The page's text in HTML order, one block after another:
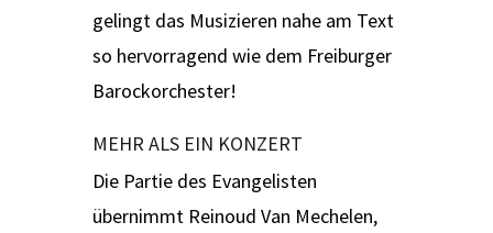
gelingt das Musizieren nahe am Text
so hervorragend wie dem Freiburger
Barockorchester!
MEHR ALS EIN KONZERT
Die Partie des Evangelisten
übernimmt Reinoud Van Mechelen,